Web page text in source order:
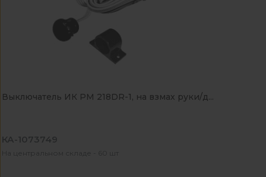
Выключатель ИК PM 218DR-1, на взмах руки/д...
КА-1073749
На центральном складе - 60 шт